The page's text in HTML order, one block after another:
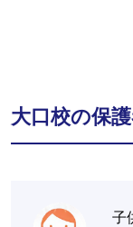
大口校の保
子